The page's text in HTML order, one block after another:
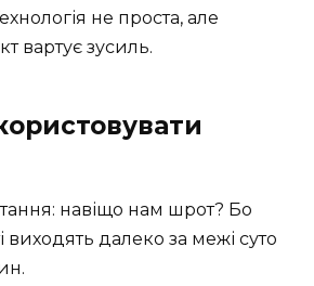
не проста, але
вартує зусиль.
навіщо нам шрот? Бо
виходять далеко за межі суто